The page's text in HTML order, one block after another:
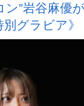
”岩谷麻優
グラビア》